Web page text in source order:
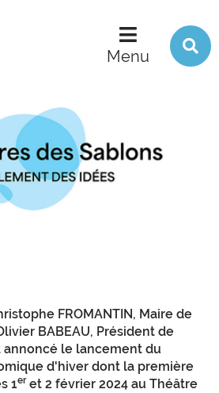
Menu
FROMANTIN, Maire de
BABEAU, Président de
le lancement du
d'hiver dont la première
1eret 2 février 2024 au Théâtre